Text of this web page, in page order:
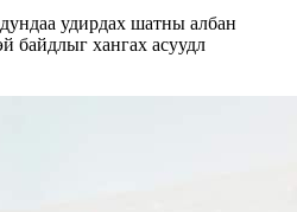
удирдах шатны албан
байдлыг хангах асуудл